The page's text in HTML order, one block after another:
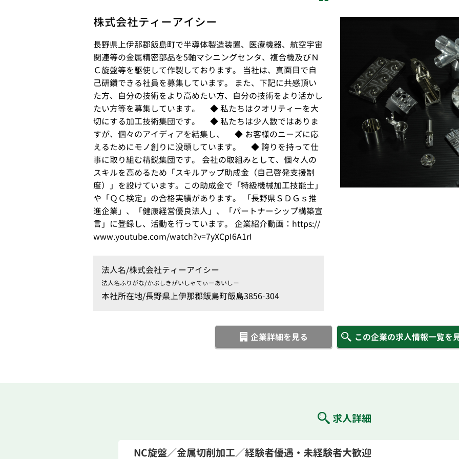
株式会社ティーアイシー
長野県上伊那郡飯島町で半導体製造装置、医療機器、航空宇宙
関連等の金属精密部品を5軸マシニングセンタ、複合機及びＮ
Ｃ旋盤等を駆使して作製しております。 当社は、真面目で自
己研鑽できる社員を募集しています。 また、下記に共感頂い
た方、自分の技術をより高めたい方、自分の技術をより活かし
たい方等を募集しています。 ◆ 私たちはクオリティーを大
切にする加工技術集団です。 ◆ 私たちは少人数ではありま
すが、個々のアイディアを結集し、 ◆ お客様のニーズに応
えるためにモノ創りに没頭しています。 ◆ 誇りを持って仕
事に取り組む精鋭集団です。 会社の取組みとして、個々人の
スキルを高めるため「スキルアップ助成金（自己啓発支援制
度）」を設けています。この助成金で「特級機械加工技能士」
や「ＱＣ検定」の合格実績があります。 「長野県ＳＤＧｓ推
進企業」、「健康経営優良法人」、「パートナーシップ構築宣
言」に登録し、活動を行っています。 企業紹介動画：https://
www.youtube.com/watch?v=7yXCpI6A1rI
法人名/株式会社ティーアイシー
法人名ふりがな/かぶしきがいしゃてぃーあいしー
本社所在地/長野県上伊那郡飯島町飯島3856-304
企業詳細を見る この企業の求人情報一覧を
求人詳細
NC旋盤／金属切削加工／経験者優遇・未経験者大歓迎